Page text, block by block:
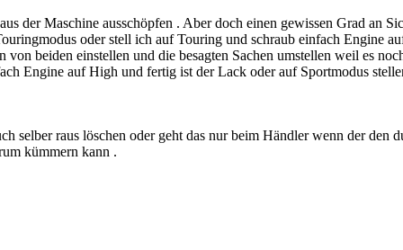
der Maschine ausschöpfen . Aber doch einen gewissen Grad an
oder stell ich auf Touring und schraub einfach Engine
beiden einstellen und die besagten Sachen umstellen weil es
Engine auf High und fertig ist der Lack oder auf Sportmodus
selber raus löschen oder geht das nur beim Händler wenn der den
kümmern kann .